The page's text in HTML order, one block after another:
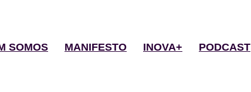
SOMOS MANIFESTO INOVA+ PODCAST